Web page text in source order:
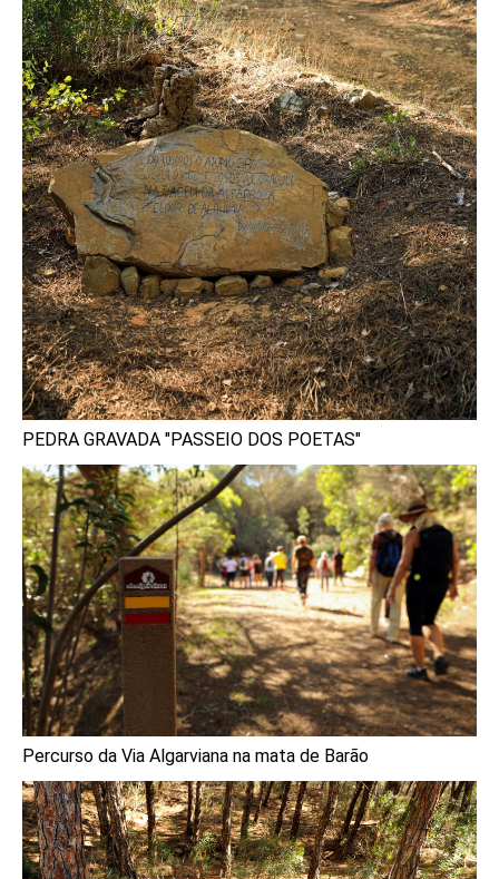
PEDRA GRAVADA "PASSEIO DOS POETAS"
Percurso da Via Algarviana na mata de Barão